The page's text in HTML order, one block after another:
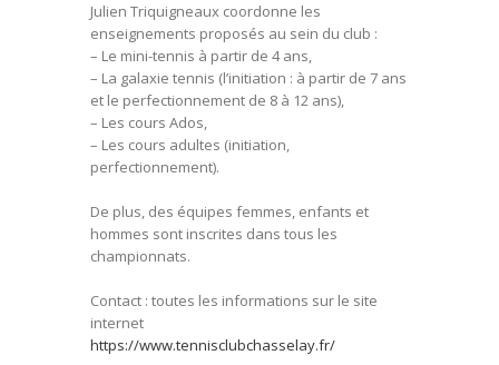
Julien Triquigneaux coordonne les
enseignements proposés au sein du club :
– Le mini-tennis à partir de 4 ans,
– La galaxie tennis (l’initiation : à partir de 7 ans
et le perfectionnement de 8 à 12 ans),
– Les cours Ados,
– Les cours adultes (initiation,
perfectionnement).
De plus, des équipes femmes, enfants et
hommes sont inscrites dans tous les
championnats.
Contact : toutes les informations sur le site
internet
https://www.tennisclubchasselay.fr/